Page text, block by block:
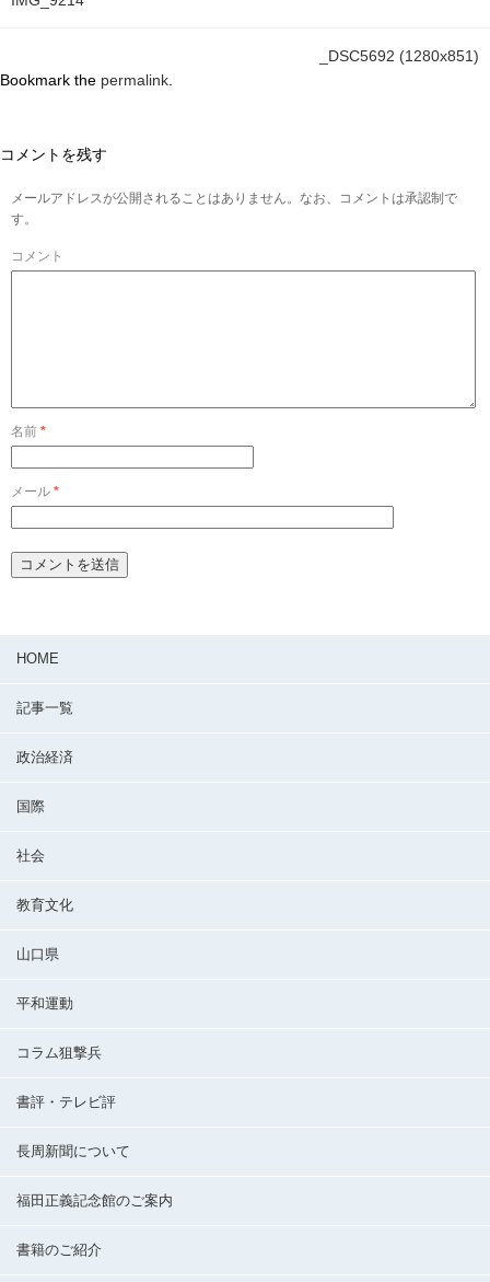
_DSC5692 (1280x851)
Bookmark the permalink.
コメントを残す
メールアドレスが公開されることはありません。なお、コメントは承認制で
す。
コメント
名前 *
メール *
HOME
記事一覧
政治経済
国際
社会
教育文化
山口県
平和運動
コラム狙撃兵
書評・テレビ評
長周新聞について
福田正義記念館のご案内
書籍のご紹介